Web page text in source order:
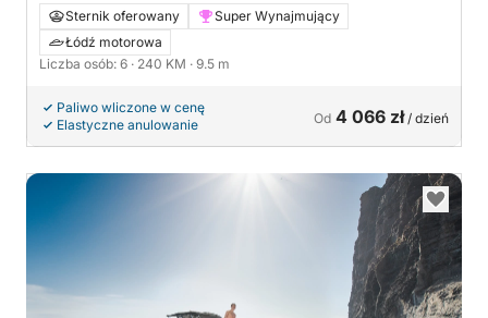
Sternik oferowany
Super Wynajmujący
Łódź motorowa
Liczba osób: 6 · 240 KM · 9.5 m
Paliwo wliczone w cenę
Elastyczne anulowanie
Od 4 066 zł/ dzień